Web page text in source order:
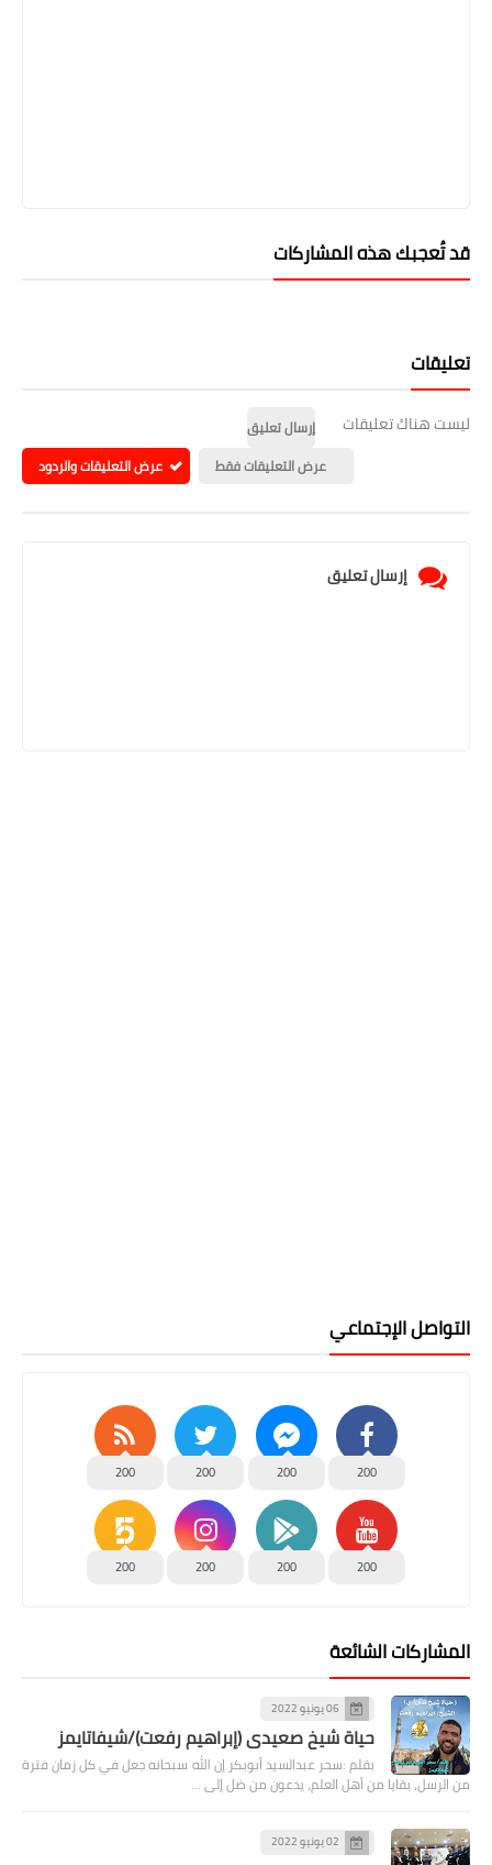
قد تُعجبك هذه المشاركات
تعليقات
ليست هناك تعليقات
إرسال تعليق
عرض التعليقات فقط
عرض التعليقات والردود
إرسال تعليق
التواصل الإجتماعي
200
200
200
200
200
200
200
200
المشاركات الشائعة
06 يونيو 2022
حياة شيخ صعيدى (إبراهيم رفعت)/شيفاتايمز
بقلم :سحر عبدالسيد أبوبكر إن الله سبحانه جعل في كل زمان فترة
من الرسل، بقايا من أهل العلم، يدعون من ضل إلى …
02 يونيو 2022